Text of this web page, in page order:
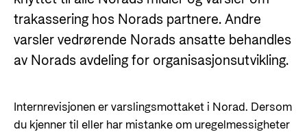
Resultathistorier
Norad analyserer
Hvordan jobber vi mot misbruk og korrupsjon i
Tematiske områder
Partner
Partner hovedside
Kunnskapsbanken
Norads temaporteføljer
Nyheter
Resultathistorier
Publikasjoner
Karriere
Gå til side
Ønsker du en meningsfylt, utfordrende og
med engasjerte fagpersoner både nasjonalt og
internasjonalt? Velkommen til Norad!
Gå til side
Her finer du informasjon om Norad, vår
trakassering hos Norads partnere. Andre
varsler vedrørende Norads ansatte behandles
av Norads avdeling for organisasjonsutvikling.
Internrevisjonen er varslingsmottaket i Norad. Dersom
du kjenner til eller har mistanke om uregelmessigheter